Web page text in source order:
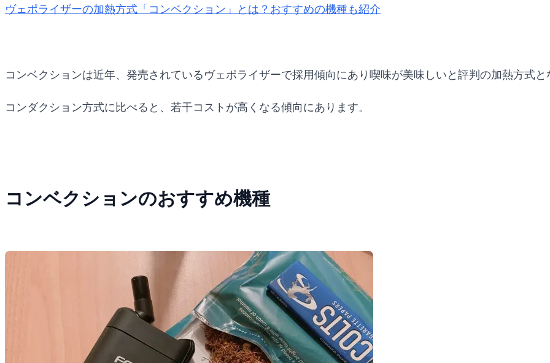
ヴェポライザーの加熱方式「コンベクション」とは？おすすめの機種も紹介
コンベクションは近年、発売されているヴェポライザーで採用傾向にあり喫味が美味しいと評判の加熱方式と
コンダクション方式に比べると、若干コストが高くなる傾向にあります。
コンベクションのおすすめ機種